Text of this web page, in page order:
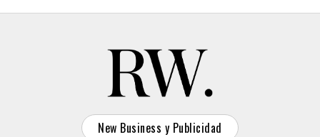
New Business y Publicidad